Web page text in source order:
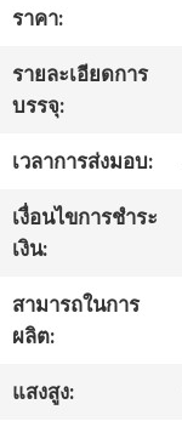
คุณภาพ
ติดต่อ
เรา
ขอ
ใบ
ราคา:
รายละเอียดการ
บรรจุ:
เวลาการส่งมอบ:
เงื่อนไขการชำระ
เงิน:
สามารถในการ
ผลิต:
แสงสูง: